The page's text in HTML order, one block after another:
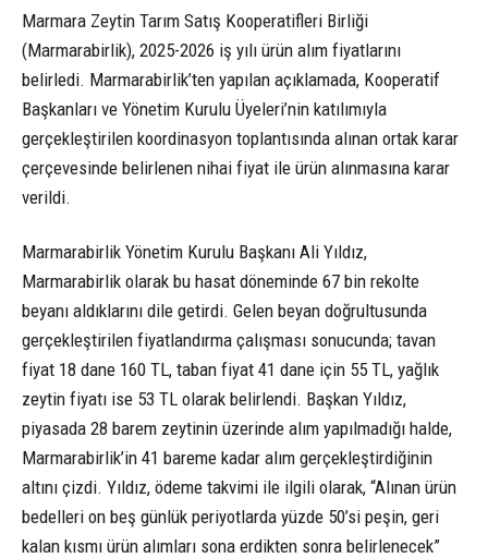
Marmara Zeytin Tarım Satış Kooperatifleri Birliği
(Marmarabirlik), 2025-2026 iş yılı ürün alım fiyatlarını
belirledi. Marmarabirlik’ten yapılan açıklamada, Kooperatif
Başkanları ve Yönetim Kurulu Üyeleri’nin katılımıyla
gerçekleştirilen koordinasyon toplantısında alınan ortak karar
çerçevesinde belirlenen nihai fiyat ile ürün alınmasına karar
verildi.
Marmarabirlik Yönetim Kurulu Başkanı Ali Yıldız,
Marmarabirlik olarak bu hasat döneminde 67 bin rekolte
beyanı aldıklarını dile getirdi. Gelen beyan doğrultusunda
gerçekleştirilen fiyatlandırma çalışması sonucunda; tavan
fiyat 18 dane 160 TL, taban fiyat 41 dane için 55 TL, yağlık
zeytin fiyatı ise 53 TL olarak belirlendi. Başkan Yıldız,
piyasada 28 barem zeytinin üzerinde alım yapılmadığı halde,
Marmarabirlik’in 41 bareme kadar alım gerçekleştirdiğinin
altını çizdi. Yıldız, ödeme takvimi ile ilgili olarak, “Alınan ürün
bedelleri on beş günlük periyotlarda yüzde 50’si peşin, geri
kalan kısmı ürün alımları sona erdikten sonra belirlenecek”